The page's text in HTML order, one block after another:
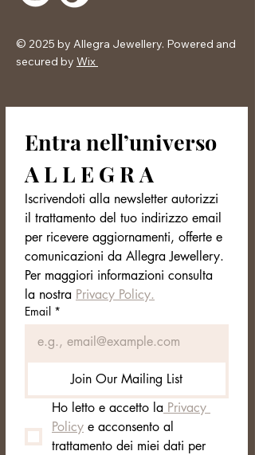
tuoi gioielli continueranno a
Materiale: lega metallica di alta
Pietre: zirconi trasparenti taglio
Fascia: completamente rivestita,
Altezza fascia: ca. 6–7 mm
Taglie disponibili: S / M / L (non
regolabile)
Lavorazione: incastonatura a griffe
architettonica
Anallergico, nichel free
🎁 Incluso nel prezzo:
✅ Confezione regalo elegante
© 2025 by Allegra Jewellery. Powered and
secured by Wix
Entra nell’universo
A L L E G R A
Iscrivendoti alla newsletter autorizzi
il trattamento del tuo indirizzo email
per ricevere aggiornamenti, offerte e
comunicazioni da Allegra Jewellery.
Per maggiori informazioni consulta
la nostra Privacy Policy.
Email *
Join Our Mailing List
Ho letto e accetto la Privacy
Policy e acconsento al
trattamento dei miei dati per